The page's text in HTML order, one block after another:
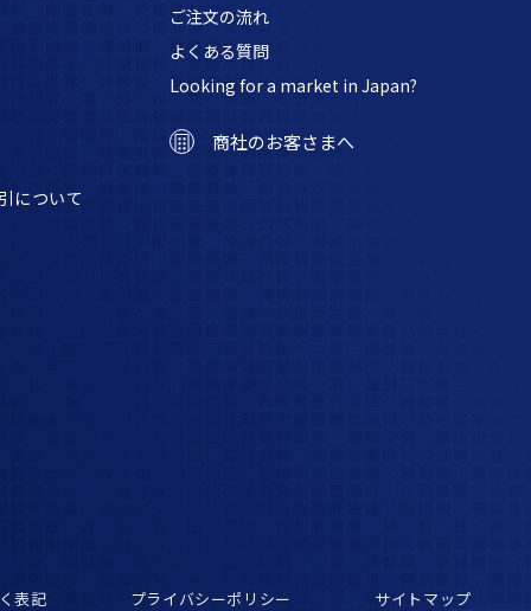
について
ご注文の流れ
よくある質問
Looking for a market in Japan?
商社のお客さまへ
表記 プライバシーポリシー サイトマップ